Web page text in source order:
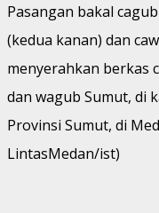
Pasangan bakal
(kedua kanan) dan
menyerahkan berkas
dan wagub Sumut, di
Provinsi Sumut, di
LintasMedan/ist)